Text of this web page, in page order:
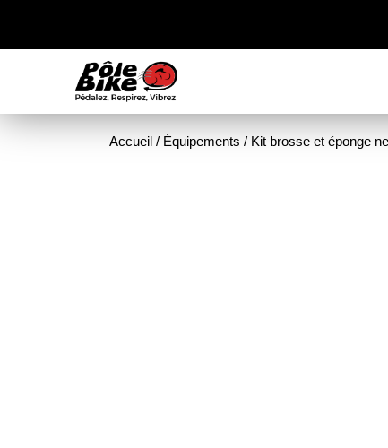
Accueil / Équipements / Kit brosse et éponge